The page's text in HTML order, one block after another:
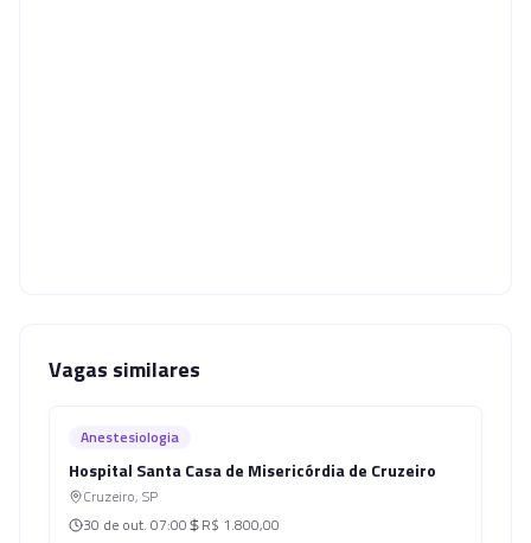
Vagas similares
Anestesiologia
Hospital Santa Casa de Misericórdia de Cruzeiro
Cruzeiro, SP
30 de out. 07:00 R$ 1.800,00